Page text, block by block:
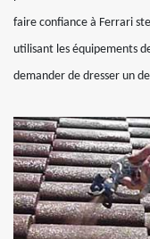
faire confiance à Ferrari
utilisant les équipements
demander de dresser un